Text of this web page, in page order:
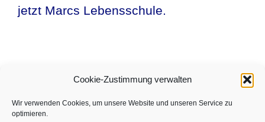
Cookie-Zustimmung verwalten
Wir verwenden Cookies, um unsere Website und unseren Service zu
optimieren.
jetzt Marcs Lebensschule.